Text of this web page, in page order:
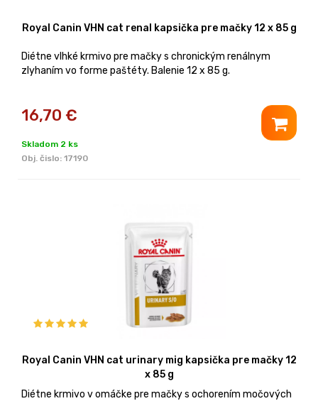
Royal Canin VHN cat renal kapsička pre mačky 12 x 85 g
Diétne vlhké krmivo pre mačky s chronickým renálnym
zlyhaním vo forme paštéty. Balenie 12 x 85 g.
16,70 €
Skladom 2 ks
Obj. čislo: 17190
Royal Canin VHN cat urinary mig kapsička pre mačky 12
x 85 g
Diétne krmivo v omáčke pre mačky s ochorením močových